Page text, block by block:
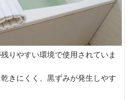
りやすい環境で使用されていま
きにくく、黒ずみが発生しやす